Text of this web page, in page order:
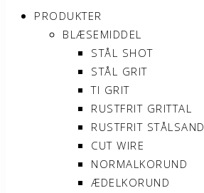
PRODUKTER
BLÆSEMIDDEL
STÅL SHOT
STÅL GRIT
TI GRIT
RUSTFRIT GRITTAL
RUSTFRIT STÅLSAND
CUT WIRE
NORMALKORUND
ÆDELKORUND